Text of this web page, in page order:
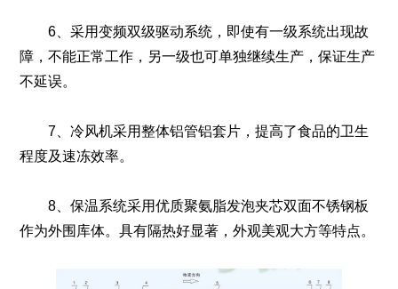
6、采用变频双级驱动系统，即使有一级系统出现故
障，不能正常工作，另一级也可单独继续生产，保证生产
不延误。
7、冷风机采用整体铝管铝套片，提高了食品的卫生
程度及速冻效率。
8、保温系统采用优质聚氨脂发泡夹芯双面不锈钢板
作为外围库体。具有隔热好显著，外观美观大方等特点。